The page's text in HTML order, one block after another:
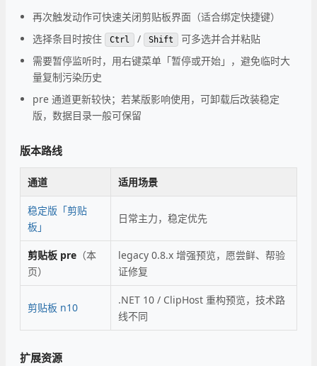
再次触发动作可快速关闭剪贴板界面（适合绑定快捷键）
选择条目时按住
Ctrl / Shift
可多选并合并粘贴
需要暂停监听时，用右键菜单「暂停或开始」，避免临时大
量复制污染历史
pre 通道更新较快；若某版影响使用，可卸载后改装稳定
版，数据目录一般可保留
版本路线
通道 适用场景
稳定版「剪贴
板」
日常主力，稳定优先
剪贴板 pre （本
页）
legacy 0.8.x 增强预览，愿尝鲜、帮验
证修复
剪贴板 n10
.NET 10 / ClipHost 重构预览，技术路
线不同
扩展资源